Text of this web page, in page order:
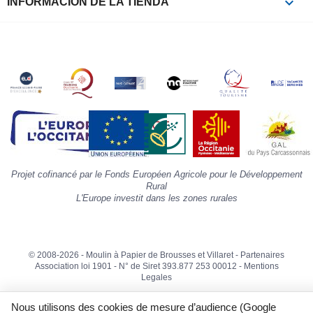
Projet cofinancé par le Fonds Européen Agricole pour le Développement
Rural
L'Europe investit dans les zones rurales
© 2008-2026 - Moulin à Papier de Brousses et Villaret - Partenaires
Association loi 1901 - N° de Siret 393.877 253 00012 - Mentions
Legales
Nous utilisons des cookies de mesure d’audience (Google